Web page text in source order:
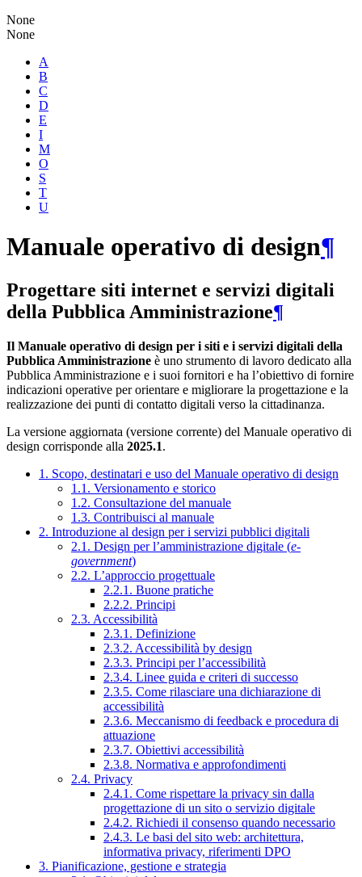
None
None
A
B
C
D
E
I
M
O
S
T
U
Manuale operativo di design¶
Progettare siti internet e servizi digitali
della Pubblica Amministrazione¶
Il Manuale operativo di design per i siti e i servizi digitali della
Pubblica Amministrazione è uno strumento di lavoro dedicato alla
Pubblica Amministrazione e i suoi fornitori e ha l’obiettivo di fornire
indicazioni operative per orientare e migliorare la progettazione e la
realizzazione dei punti di contatto digitali verso la cittadinanza.
La versione aggiornata (versione corrente) del Manuale operativo di
design corrisponde alla 2025.1.
1. Scopo, destinatari e uso del Manuale operativo di design
1.1. Versionamento e storico
1.2. Consultazione del manuale
1.3. Contribuisci al manuale
2. Introduzione al design per i servizi pubblici digitali
2.1. Design per l’amministrazione digitale (e-
government)
2.2. L’approccio progettuale
2.2.1. Buone pratiche
2.2.2. Principi
2.3. Accessibilità
2.3.1. Definizione
2.3.2. Accessibilità by design
2.3.3. Principi per l’accessibilità
2.3.4. Linee guida e criteri di successo
2.3.5. Come rilasciare una dichiarazione di
accessibilità
2.3.6. Meccanismo di feedback e procedura di
attuazione
2.3.7. Obiettivi accessibilità
2.3.8. Normativa e approfondimenti
2.4. Privacy
2.4.1. Come rispettare la privacy sin dalla
progettazione di un sito o servizio digitale
2.4.2. Richiedi il consenso quando necessario
2.4.3. Le basi del sito web: architettura,
informativa privacy, riferimenti DPO
3. Pianificazione, gestione e strategia